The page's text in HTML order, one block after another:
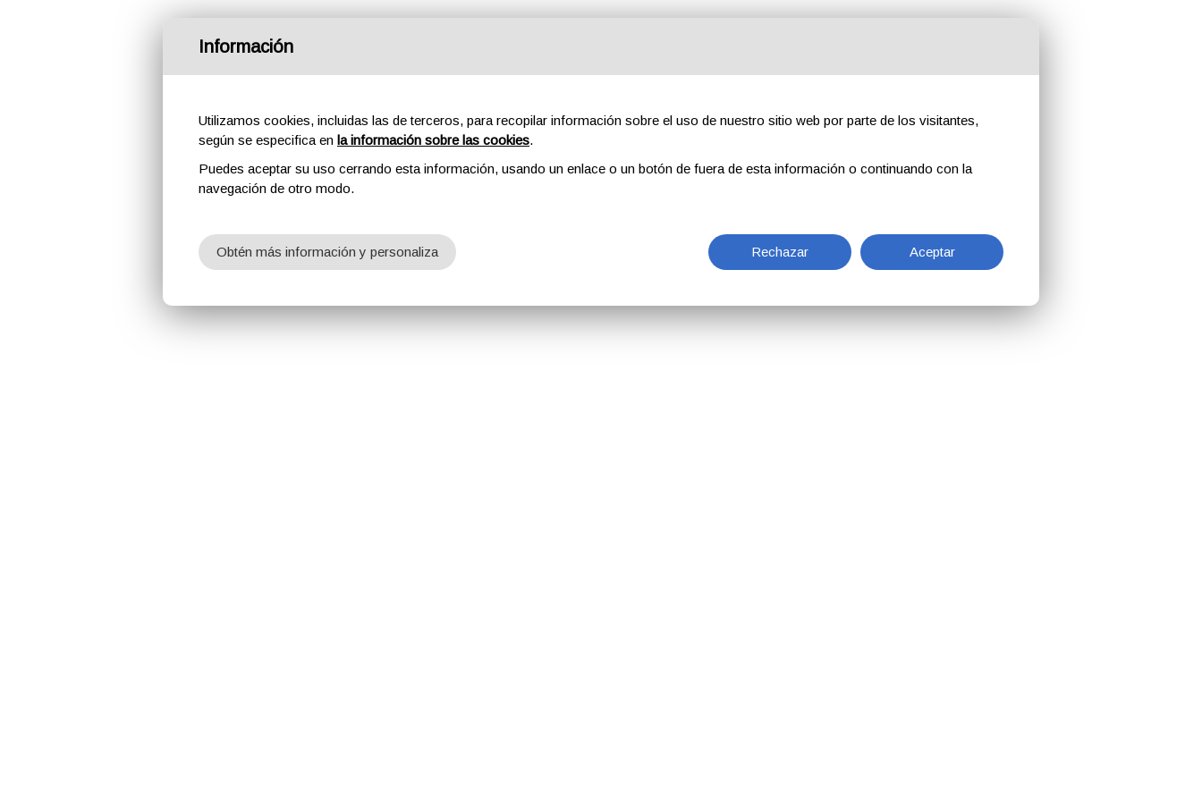
Información
Utilizamos cookies, incluidas las de terceros, para recopilar información sobre el uso de nuestro sitio web por parte de los visitantes,
según se especifica en la información sobre las cookies.
Puedes aceptar su uso cerrando esta información, usando un enlace o un botón de fuera de esta información o continuando con la
navegación de otro modo.
Rechazar Aceptar
Obtén más información y personaliza